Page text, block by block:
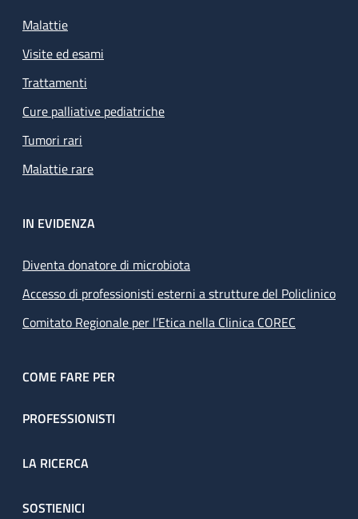
Malattie
Visite ed esami
Trattamenti
Cure palliative pediatriche
Tumori rari
Malattie rare
IN EVIDENZA
Diventa donatore di microbiota
Accesso di professionisti esterni a strutture del Policlinico
Comitato Regionale per l’Etica nella Clinica COREC
COME FARE PER
PROFESSIONISTI
LA RICERCA
SOSTIENICI